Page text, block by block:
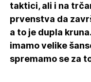
taktici, ali i na
prvenstva da
a to je dupla
imamo velike
spremamo se za